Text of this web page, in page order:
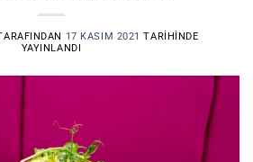
17 KASIM 2021 TARIHINDE
YAYINLANDI